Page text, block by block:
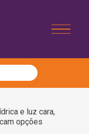
e luz cara,
opções